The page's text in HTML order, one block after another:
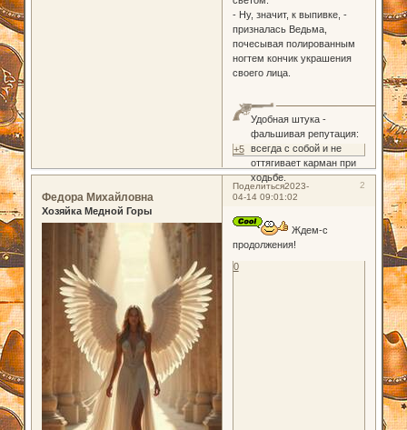
- Ну, значит, к выпивке, -
призналась Ведьма,
почесывая полированным
ногтем кончик украшения
своего лица.
Удобная штука -
фальшивая репутация:
всегда с собой и не
оттягивает карман при
ходьбе.
+5
Поделиться 2
2023-
04-14 09:01:02
Федора Михайловна
Хозяйка Медной Горы
Ждем-с
продолжения!
0